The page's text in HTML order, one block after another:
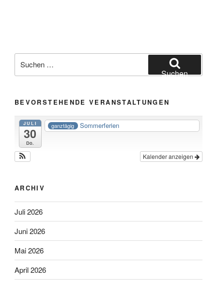
nach:
Suchen
BEVORSTEHENDE VERANSTALTUNGEN
JULI
30
Do.
ganztägig Sommerferien
Kalender anzeigen
ARCHIV
Juli 2026
Juni 2026
Mai 2026
April 2026